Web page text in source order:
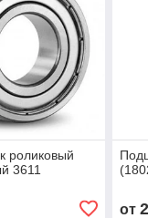
роликовый
3611
от